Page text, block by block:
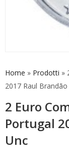
Home » Prodotti »
2017 Raul
2 Euro
Portugal
Unc